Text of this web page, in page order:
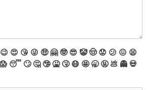
😉 😍 😘 😜 🤑 🤗 🤓 😎 🤡🤠 😟 😕 😖 😫
😴 🙄 🤔 🤥 🤮 🤧 😷 🤩 🥱 🤬 💩 👻 💀